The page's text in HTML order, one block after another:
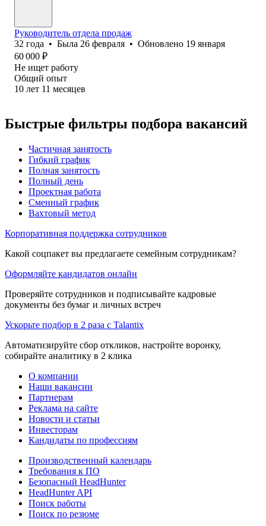
Руководитель отдела продаж
32 года • Была 26 февраля • Обновлено 19 января
60 000 ₽
Не ищет работу
Общий опыт
10 лет 11 месяцев
Быстрые фильтры подбора вакансий
Частичная занятость
Гибкий график
Полная занятость
Полный день
Проектная работа
Сменный график
Вахтовый метод
Корпоративная поддержка сотрудников
Какой соцпакет вы предлагаете семейным сотрудникам?
Оформляйте кандидатов онлайн
Проверяйте сотрудников и подписывайте кадровые
документы без бумаг и личных встреч
Ускорьте подбор в 2 раза с Talantix
Автоматизируйте сбор откликов, настройте воронку,
собирайте аналитику в 2 клика
О компании
Наши вакансии
Партнерам
Реклама на сайте
Новости и статьи
Инвесторам
Кандидаты по профессиям
Производственный календарь
Требования к ПО
Безопасный HeadHunter
HeadHunter API
Поиск работы
Поиск по резюме